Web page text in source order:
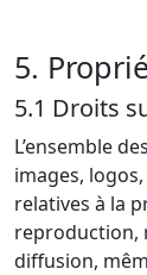
5.
5.1 Droits
L’ensemble
images,
relatives à la
reproduction,
diffusion,